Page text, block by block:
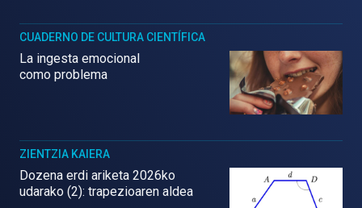
CUADERNO DE CULTURA CIENTÍFICA
La ingesta emocional
como problema
ZIENTZIA KAIERA
Dozena erdi ariketa 2026ko
udarako (2): trapezioaren aldea